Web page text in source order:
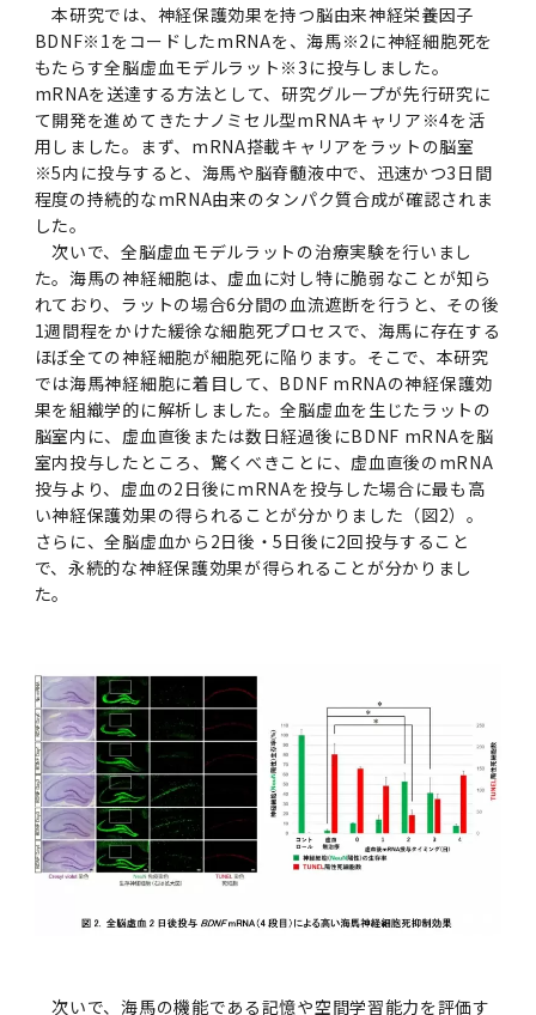
本研究では、神経保護効果を持つ脳由来神経栄養因子
BDNF※1をコードしたmRNAを、海馬※2に神経細胞死を
もたらす全脳虚血モデルラット※3に投与しました。
mRNAを送達する方法として、研究グループが先行研究に
て開発を進めてきたナノミセル型mRNAキャリア※4を活
用しました。まず、mRNA搭載キャリアをラットの脳室
※5内に投与すると、海馬や脳脊髄液中で、迅速かつ3日間
程度の持続的なmRNA由来のタンパク質合成が確認されま
した。
次いで、全脳虚血モデルラットの治療実験を行いまし
た。海馬の神経細胞は、虚血に対し特に脆弱なことが知ら
れており、ラットの場合6分間の血流遮断を行うと、その後
1週間程をかけた緩徐な細胞死プロセスで、海馬に存在する
ほぼ全ての神経細胞が細胞死に陥ります。そこで、本研究
では海馬神経細胞に着目して、BDNF mRNAの神経保護効
果を組織学的に解析しました。全脳虚血を生じたラットの
脳室内に、虚血直後または数日経過後にBDNF mRNAを脳
室内投与したところ、驚くべきことに、虚血直後のmRNA
投与より、虚血の2日後にmRNAを投与した場合に最も高
い神経保護効果の得られることが分かりました（図2）。
さらに、全脳虚血から2日後・5日後に2回投与すること
で、永続的な神経保護効果が得られることが分かりまし
た。
次いで、海馬の機能である記憶や空間学習能力を評価す